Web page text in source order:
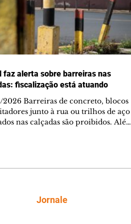
faz alerta sobre barreiras nas
fiscalização está atuando
Barreiras de concreto, blocos
junto à rua ou trilhos de aço
nas calçadas são proibidos. Além
que está intensificando a
sobre as calçadas, o que inclui
Jornale